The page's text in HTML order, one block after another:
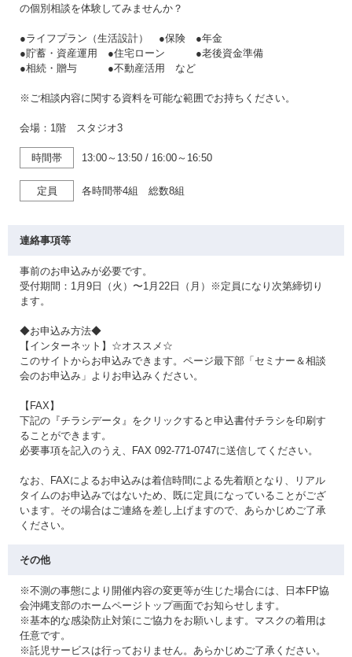
の個別相談を体験してみませんか？
●ライフプラン（生活設計） ●保険 ●年金
●貯蓄・資産運用 ●住宅ローン ●老後資金準備
●相続・贈与 ●不動産活用 など
※ご相談内容に関する資料を可能な範囲でお持ちください。
会場：1階 スタジオ3
時間帯 13:00～13:50 / 16:00～16:50
定員 各時間帯4組 総数8組
連絡事項等
事前のお申込みが必要です。
受付期間：1月9日（火）〜1月22日（月）※定員になり次第締切り
ます。
◆お申込み方法◆
【インターネット】☆オススメ☆
このサイトからお申込みできます。ページ最下部「セミナー＆相談
会のお申込み」よりお申込みください。
【FAX】
下記の『チラシデータ』をクリックすると申込書付チラシを印刷す
ることができます。
必要事項を記入のうえ、FAX 092-771-0747に送信してください。
なお、FAXによるお申込みは着信時間による先着順となり、リアル
タイムのお申込みではないため、既に定員になっていることがござ
います。その場合はご連絡を差し上げますので、あらかじめご了承
ください。
その他
※不測の事態により開催内容の変更等が生じた場合には、日本FP協
会沖縄支部のホームページトップ画面でお知らせします。
※基本的な感染防止対策にご協力をお願いします。マスクの着用は
任意です。
※託児サービスは行っておりません。あらかじめご了承ください。